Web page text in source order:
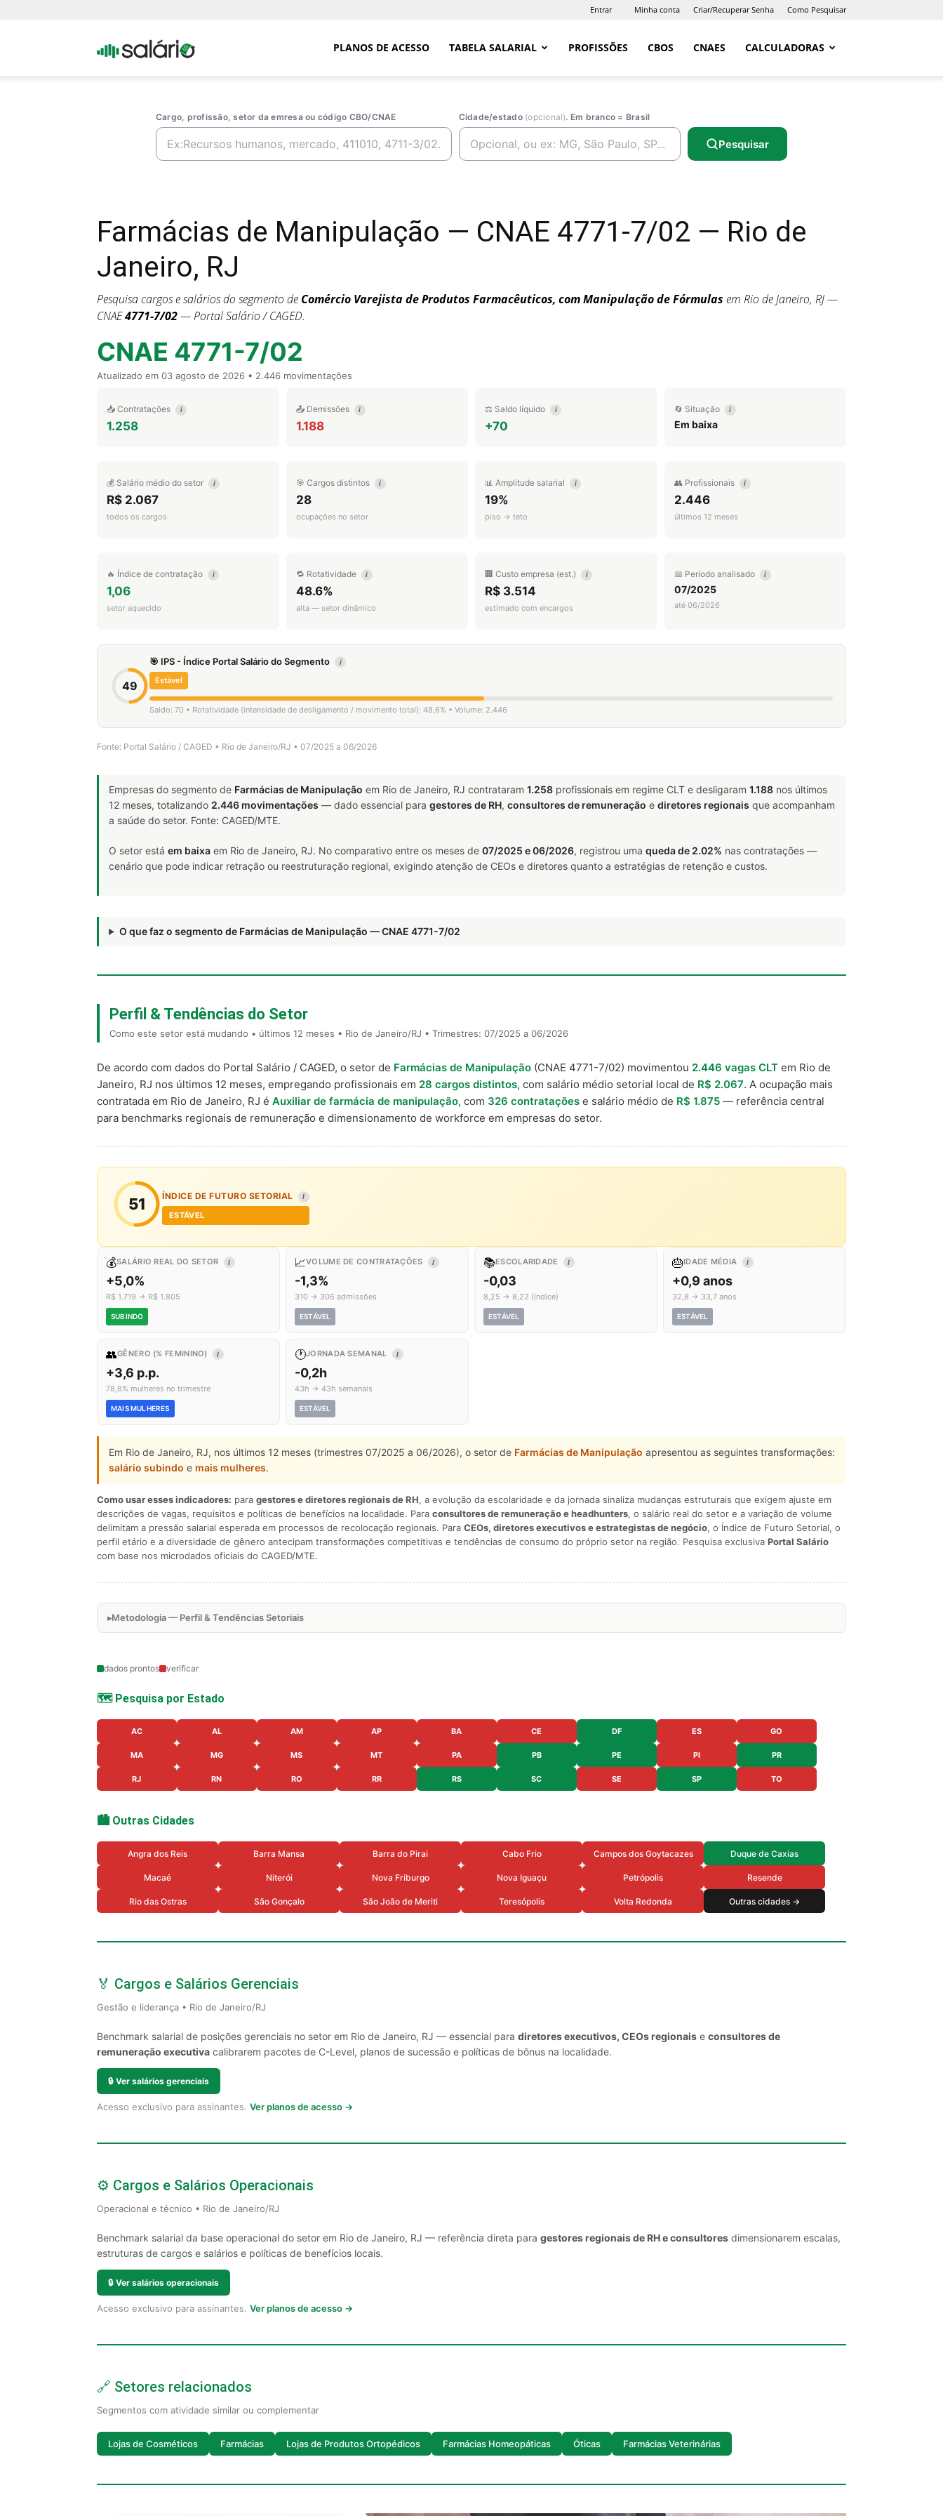
Entrar Minha conta Criar/Recuperar Senha Como Pesquisar
Portal PLANOS DE ACESSO TABELA SALARIAL PROFISSÕES CBOS CNAES CALCULADORAS
Cargo, profissão, setor da emresa ou código CBO/CNAE Cidade/estado (opcional). Em branco = Brasil
Pesquisar
Farmácias de Manipulação — CNAE 4771-7/02 — Rio de
Janeiro, RJ
Pesquisa cargos e salários do segmento de Comércio Varejista de Produtos Farmacêuticos, com Manipulação de Fórmulas em Rio de Janeiro, RJ —
CNAE4771-7/02— Portal Salário / CAGED.
CNAE 4771-7/02
Atualizado em 03 agosto de 2026 • 2.446 movimentações
📥 Contratações i
1.258
📤 Demissões i
1.188
⚖️ Saldo líquido i
+70
🔄 Situação i
Em baixa
💰 Salário médio do setor i
R$ 2.067
todos os cargos
🎯 Cargos distintos i
28
ocupações no setor
📊 Amplitude salarial i
19%
piso → teto
👥 Profissionais i
2.446
últimos 12 meses
🔥 Índice de contratação i
1,06
setor aquecido
🔁 Rotatividade i
48.6%
alta — setor dinâmico
🏢 Custo empresa (est.) i
R$ 3.514
estimado com encargos
📅 Período analisado i
07/2025
até 06/2026
49
🎯 IPS - Índice Portal Salário do Segmento i
Estável
Saldo: 70 • Rotatividade (intensidade de desligamento / movimento total): 48,6% • Volume: 2.446
Fonte: Portal Salário / CAGED • Rio de Janeiro/RJ • 07/2025 a 06/2026
Empresas do segmento de Farmácias de Manipulação em Rio de Janeiro, RJ contrataram 1.258 profissionais em regime CLT e desligaram 1.188 nos últimos
12 meses, totalizando 2.446 movimentações — dado essencial para gestores de RH, consultores de remuneração e diretores regionais que acompanham
a saúde do setor. Fonte: CAGED/MTE.
O setor está em baixa em Rio de Janeiro, RJ. No comparativo entre os meses de 07/2025 e 06/2026, registrou uma queda de 2.02% nas contratações —
cenário que pode indicar retração ou reestruturação regional, exigindo atenção de CEOs e diretores quanto a estratégias de retenção e custos.
O que faz o segmento de Farmácias de Manipulação — CNAE 4771-7/02
Perfil & Tendências do Setor
Como este setor está mudando • últimos 12 meses • Rio de Janeiro/RJ • Trimestres: 07/2025 a 06/2026
De acordo com dados do Portal Salário / CAGED, o setor de Farmácias de Manipulação (CNAE 4771-7/02) movimentou 2.446 vagas CLT em Rio de
Janeiro, RJ nos últimos 12 meses, empregando profissionais em 28 cargos distintos, com salário médio setorial local de R$ 2.067. A ocupação mais
contratada em Rio de Janeiro, RJ é Auxiliar de farmácia de manipulação, com 326 contratações e salário médio de R$ 1.875 — referência central
para benchmarks regionais de remuneração e dimensionamento de workforce em empresas do setor.
51 ÍNDICE DE FUTURO SETORIAL I
ESTÁVEL
💰SALÁRIO REAL DO SETOR I
+5,0%
R$ 1.719 → R$ 1.805
SUBINDO
📈VOLUME DE CONTRATAÇÕES I
-1,3%
310 → 306 admissões
ESTÁVEL
📚ESCOLARIDADE I
-0,03
8,25 → 8,22 (índice)
ESTÁVEL
🎂IDADE MÉDIA I
+0,9 anos
32,8 → 33,7 anos
ESTÁVEL
👥GÊNERO (% FEMININO) I
+3,6 p.p.
78,8% mulheres no trimestre
MAIS MULHERES
🕐JORNADA SEMANAL I
-0,2h
43h → 43h semanais
ESTÁVEL
Em Rio de Janeiro, RJ, nos últimos 12 meses (trimestres 07/2025 a 06/2026), o setor de Farmácias de Manipulação apresentou as seguintes transformações:
salário subindo e mais mulheres.
Como usar esses indicadores: para gestores e diretores regionais de RH, a evolução da escolaridade e da jornada sinaliza mudanças estruturais que exigem ajuste em
descrições de vagas, requisitos e políticas de benefícios na localidade. Para consultores de remuneração e headhunters, o salário real do setor e a variação de volume
delimitam a pressão salarial esperada em processos de recolocação regionais. Para CEOs, diretores executivos e estrategistas de negócio, o Índice de Futuro Setorial, o
perfil etário e a diversidade de gênero antecipam transformações competitivas e tendências de consumo do próprio setor na região. Pesquisa exclusiva Portal Salário
com base nos microdados oficiais do CAGED/MTE.
Metodologia — Perfil & Tendências Setoriais
dados prontos verificar
🗺️ Pesquisa por Estado
AC AL AM AP BA CE DF ES GO
MA MG MS MT PA PB PE PI PR
RJ RN RO RR RS SC SE SP TO
🏙️ Outras Cidades
Angra dos Reis Barra Mansa Barra do Pirai Cabo Frio Campos dos Goytacazes Duque de Caxias
Macaé Niterói Nova Friburgo Nova Iguaçu Petrópolis Resende
Rio das Ostras São Gonçalo São João de Meriti Teresópolis Volta Redonda Outras cidades →
🏅 Cargos e Salários Gerenciais
Gestão e liderança • Rio de Janeiro/RJ
Benchmark salarial de posições gerenciais no setor em Rio de Janeiro, RJ — essencial para diretores executivos, CEOs regionais e consultores de
remuneração executiva calibrarem pacotes de C-Level, planos de sucessão e políticas de bônus na localidade.
🔒 Ver salários gerenciais
Acesso exclusivo para assinantes. Ver planos de acesso →
⚙️ Cargos e Salários Operacionais
Operacional e técnico • Rio de Janeiro/RJ
Benchmark salarial da base operacional do setor em Rio de Janeiro, RJ — referência direta para gestores regionais de RH e consultores dimensionarem escalas,
estruturas de cargos e salários e políticas de benefícios locais.
🔒 Ver salários operacionais
Acesso exclusivo para assinantes. Ver planos de acesso →
🔗 Setores relacionados
Segmentos com atividade similar ou complementar
Lojas de Cosméticos Farmácias Lojas de Produtos Ortopédicos Farmácias Homeopáticas Óticas Farmácias Veterinárias